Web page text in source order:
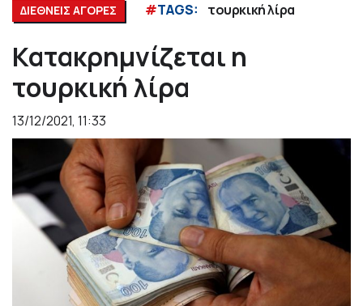
ΔΙΕΘΝΕΙΣ ΑΓΟΡΕΣ #TAGS: τουρκική λίρα
Κατακρημνίζεται η
τουρκική λίρα
13/12/2021, 11:33